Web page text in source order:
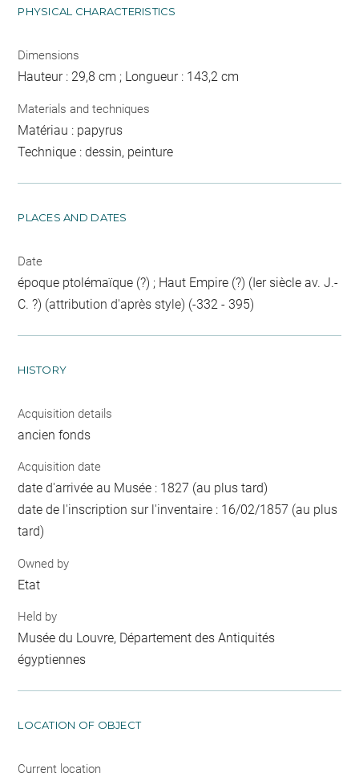
PHYSICAL CHARACTERISTICS
Dimensions
Hauteur : 29,8 cm ; Longueur : 143,2 cm
Materials and techniques
Matériau : papyrus
Technique : dessin, peinture
PLACES AND DATES
Date
époque ptolémaïque (?) ; Haut Empire (?) (Ier siècle av. J.-
C. ?) (attribution d'après style) (-332 - 395)
HISTORY
Acquisition details
ancien fonds
Acquisition date
date d'arrivée au Musée : 1827 (au plus tard)
date de l'inscription sur l'inventaire : 16/02/1857 (au plus
tard)
Owned by
Etat
Held by
Musée du Louvre, Département des Antiquités
égyptiennes
LOCATION OF OBJECT
Current location